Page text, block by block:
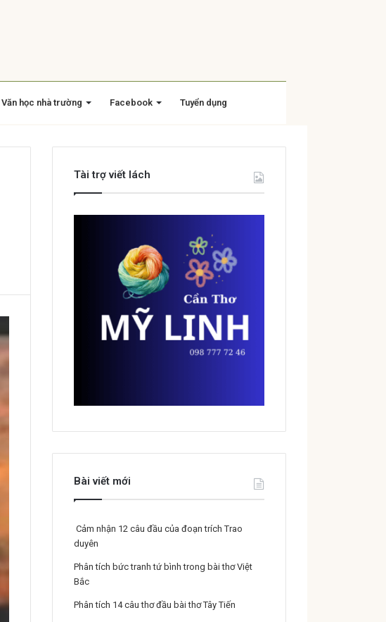
Văn học nhà trường Facebook Tuyển dụng
Tài trợ viết lách
Bài viết mới
Cảm nhận 12 câu đầu của đoạn trích Trao
duyên
Phân tích bức tranh tứ bình trong bài thơ Việt
Bắc
Phân tích 14 câu thơ đầu bài thơ Tây Tiến